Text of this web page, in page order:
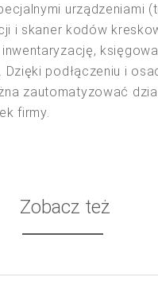
urządzeniami
i skaner kodów
podłączeniu i
zautomatyzować
firmy.
Zobacz też